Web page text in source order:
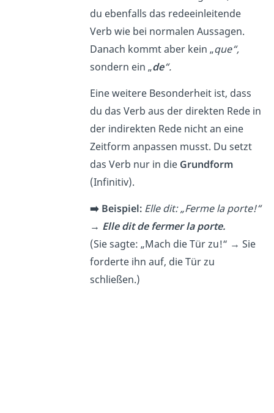
du ebenfalls das redeeinleitende
Verb wie bei normalen Aussagen.
Danach kommt aber kein „que“,
sondern ein „de“.
Eine weitere Besonderheit ist, dass
du das Verb aus der direkten Rede in
der indirekten Rede nicht an eine
Zeitform anpassen musst. Du setzt
das Verb nur in die Grundform
(Infinitiv).
➡️ Beispiel: Elle dit: „Ferme la porte!“
→ Elle dit de fermer la porte.
(Sie sagte: „Mach die Tür zu!“ → Sie
forderte ihn auf, die Tür zu
schließen.)